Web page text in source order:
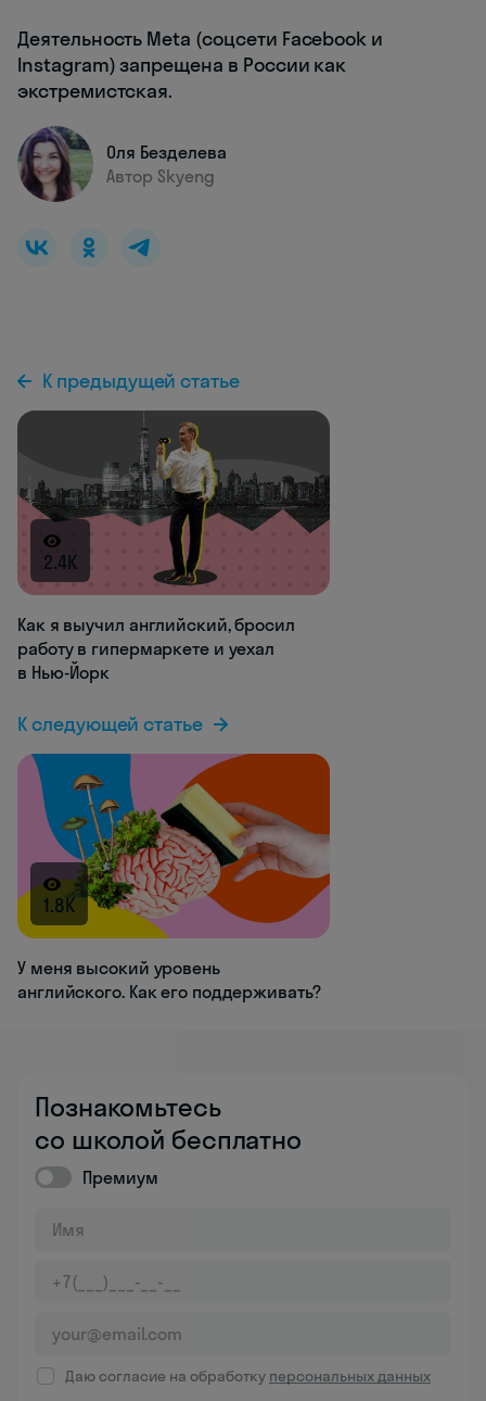
Деятельность Meta (соцсети Facebook и
Instagram) запрещена в России как
экстремистская.
Оля Безделева
Автор Skyeng
К предыдущей статье
2.4K
Как я выучил английский, бросил
работу в гипермаркете и уехал
в Нью-Йорк
К следующей статье
1.8K
У меня высокий уровень
английского. Как его поддерживать?
Познакомьтесь
со школой бесплатно
Премиум
Даю согласие на обработку персональных данных